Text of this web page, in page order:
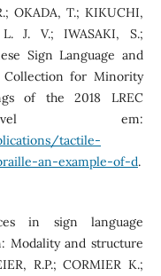
OKADA, T.; KIKUCHI,
J. V.; IWASAKI, S.;
Sign Language and
Collection for Minority
of the 2018 LREC
em:
tactile-
an-example-of-d.
in sign language
Modality and structure
R.P.; CORMIER K.;